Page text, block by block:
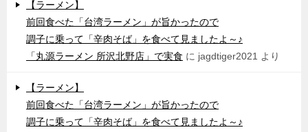
【ラーメン】
前回食べた「台湾ラーメン」が旨かったので
調子に乗って「辛肉そば」を食べて見ましたよ～♪
「丸源ラーメン 所沢北野店」で実食 に jagdtiger2021 より
【ラーメン】
前回食べた「台湾ラーメン」が旨かったので
調子に乗って「辛肉そば」を食べて見ましたよ～♪